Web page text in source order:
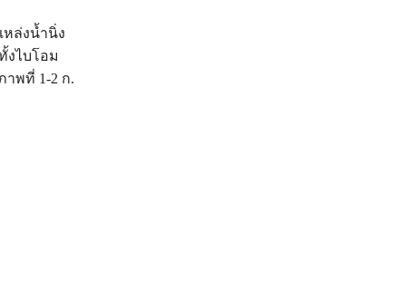
หล่งน้ำนิ่ง
งไบโอม
พที่ 1-2 ก.